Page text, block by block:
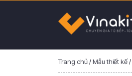
Trang chủ/Mẫu thiết kế/